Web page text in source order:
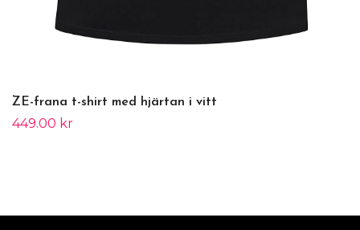
ZE-frana t-shirt med hjärtan i vitt
449.00 kr